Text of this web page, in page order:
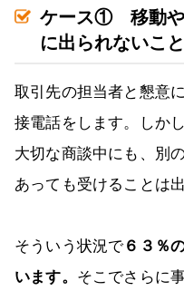
ケース① 移動や
に出られないこ
取引先の担当者と懇意
接電話をします。しか
大切な商談中にも、別
あっても受けることは
そういう状況で６３％
います。 そこでさらに